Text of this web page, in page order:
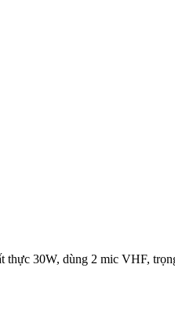
thực 30W, dùng 2 mic VHF,